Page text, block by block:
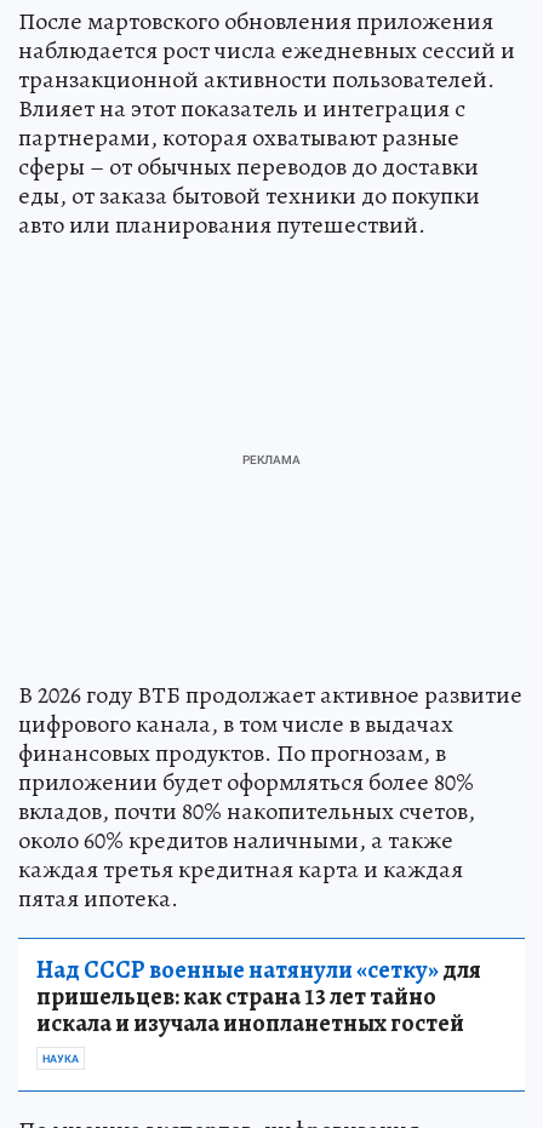
После мартовского обновления приложения
наблюдается рост числа ежедневных сессий и
транзакционной активности пользователей.
Влияет на этот показатель и интеграция с
партнерами, которая охватывают разные
сферы – от обычных переводов до доставки
еды, от заказа бытовой техники до покупки
авто или планирования путешествий.
В 2026 году ВТБ продолжает активное развитие
цифрового канала, в том числе в выдачах
финансовых продуктов. По прогнозам, в
приложении будет оформляться более 80%
вкладов, почти 80% накопительных счетов,
около 60% кредитов наличными, а также
каждая третья кредитная карта и каждая
пятая ипотека.
Над СССР военные натянули «сетку»для
пришельцев: как страна 13 лет тайно
искала и изучала инопланетных гостей
НАУКА